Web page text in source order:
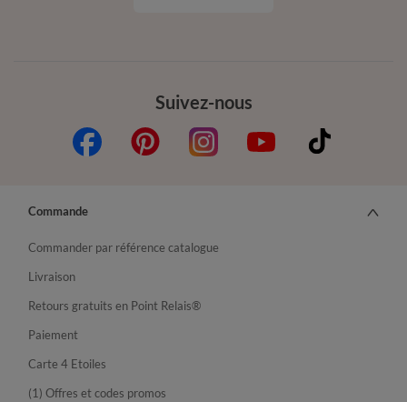
Suivez-nous
Commande
Commander par référence catalogue
Livraison
Retours gratuits en Point Relais®
Paiement
Carte 4 Etoiles
(1) Offres et codes promos